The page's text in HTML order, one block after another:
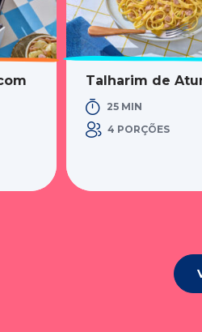
Talharim de
25 MIN
4 PORÇÕES